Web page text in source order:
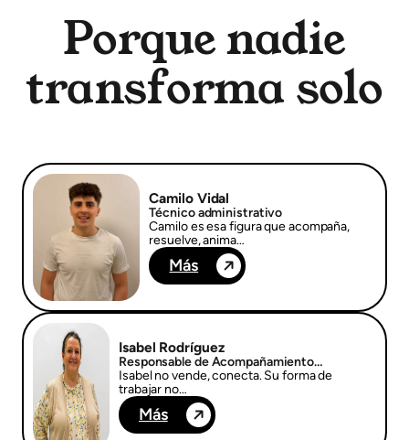
Porque nadie
transforma solo
Camilo Vidal
Técnico administrativo
Camilo es esa figura que acompaña,
resuelve, anima…
Más
Isabel Rodríguez
Responsable de Acompañamiento
Educativo en Estancias de Inmersión
Lingüística
Isabel no vende, conecta. Su forma de
trabajar no…
Más